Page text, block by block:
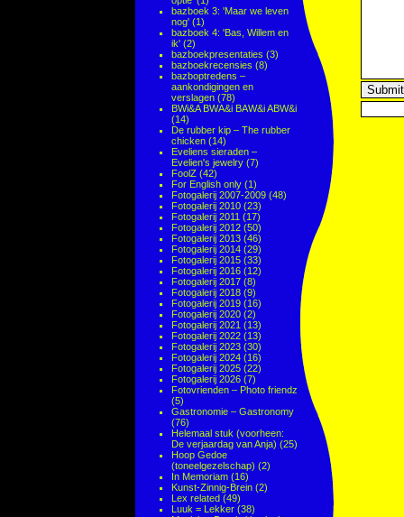
bazboek 3: 'Maar we leven
nog' (1)
bazboek 4: 'Bas, Willem en
ik' (2)
bazboekpresentaties (3)
bazboekrecensies (8)
bazboptredens –
aankondigingen en
verslagen (78)
BWi&A BWA&i BAW&i ABW&i
(14)
De rubber kip – The rubber
chicken (14)
Eveliens sieraden –
Evelien's jewelry (7)
FoolZ (42)
For English only (1)
Fotogalerij 2007-2009 (48)
Fotogalerij 2010 (23)
Fotogalerij 2011 (17)
Fotogalerij 2012 (50)
Fotogalerij 2013 (46)
Fotogalerij 2014 (29)
Fotogalerij 2015 (33)
Fotogalerij 2016 (12)
Fotogalerij 2017 (8)
Fotogalerij 2018 (9)
Fotogalerij 2019 (16)
Fotogalerij 2020 (2)
Fotogalerij 2021 (13)
Fotogalerij 2022 (13)
Fotogalerij 2023 (30)
Fotogalerij 2024 (16)
Fotogalerij 2025 (22)
Fotogalerij 2026 (7)
Fotovrienden – Photo friendz
(5)
Gastronomie – Gastronomy
(76)
Helemaal stuk (voorheen:
De verjaardag van Anja) (25)
Hoop Gedoe
(toneelgezelschap) (2)
In Memoriam (16)
Kunst-Zinnig-Brein (2)
Lex related (49)
Luuk = Lekker (38)